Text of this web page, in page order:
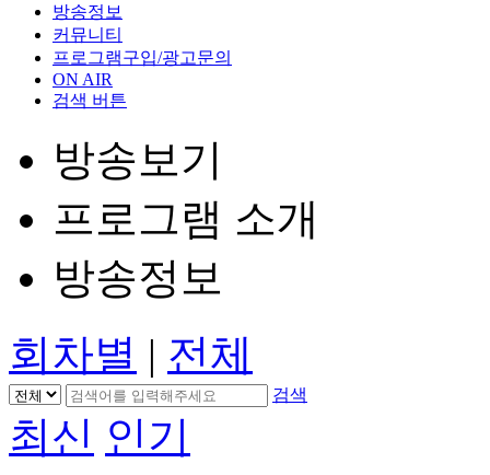
방송정보
커뮤니티
프로그램구입/광고문의
ON AIR
검색 버튼
방송보기
프로그램 소개
방송정보
회차별 | 전체
검색
최신 인기